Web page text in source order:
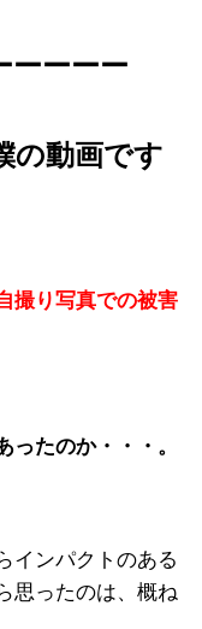
ーーーー
の動画です
撮り写真での被害
ったのか・・・。
インパクトのある
思ったのは、概ね